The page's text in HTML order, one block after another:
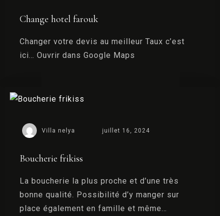
Change hotel farouk
Changer votre devis au meilleur Taux c’est
ici… Ouvrir dans Google Maps
Villa nelya juillet 16, 2024
Boucherie frikiss
La boucherie la plus proche et d’une très
bonne qualité. Possibilité d’y manger sur
place également en famille et même…